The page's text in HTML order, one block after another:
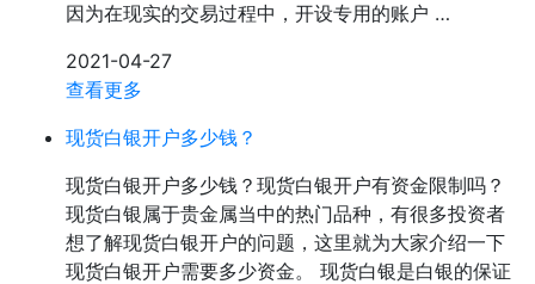
因为在现实的交易过程中，开设专用的账户 …
2021-04-27
查看更多
现货白银开户多少钱？
现货白银开户多少钱？现货白银开户有资金限制吗？
现货白银属于贵金属当中的热门品种，有很多投资者
想了解现货白银开户的问题，这里就为大家介绍一下
现货白银开户需要多少资金。 现货白银是白银的保证